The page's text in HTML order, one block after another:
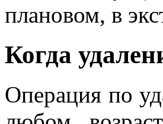
плановом, в
Когда
Операция по